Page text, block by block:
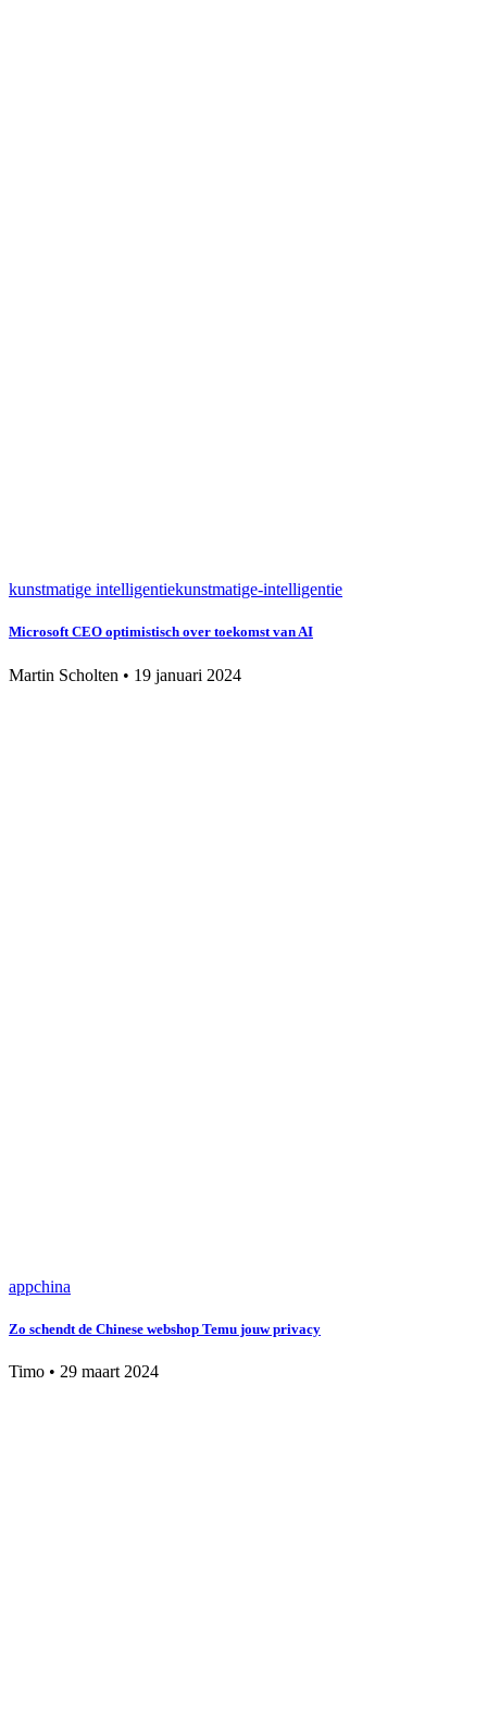
kunstmatige intelligentiekunstmatige-intelligentie
Microsoft CEO optimistisch over toekomst van AI
Martin Scholten • 19 januari 2024
appchina
Zo schendt de Chinese webshop Temu jouw privacy
Timo • 29 maart 2024